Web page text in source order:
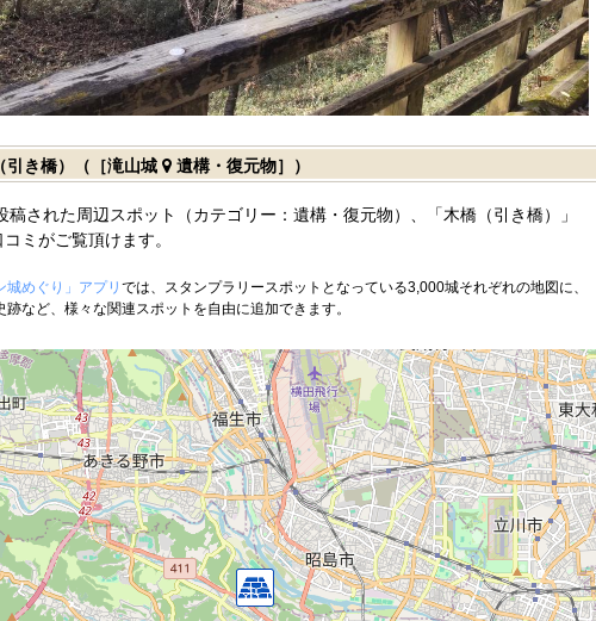
引き橋）（［滝山城 遺構・復元物］）
稿された周辺スポット（カテゴリー：遺構・復元物）、「木橋（引き橋）」
ミがご覧頂けます。
城めぐり」アプリ では、スタンプラリースポットとなっている3,000城それぞれの地図に、
跡など、様々な関連スポットを自由に追加できます。